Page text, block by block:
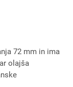
72 mm in ima
olajša